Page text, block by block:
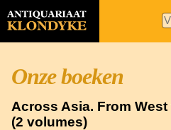
Onze boeken
Across Asia. From
(2 volumes)